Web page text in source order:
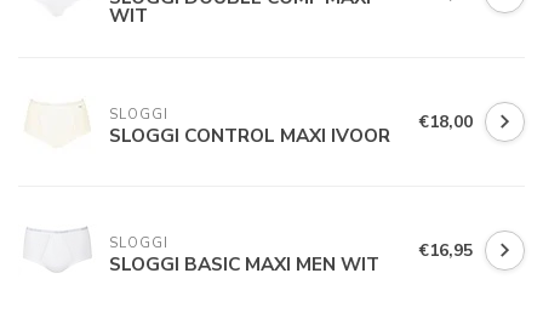
WIT
SLOGGI
SLOGGI CONTROL MAXI IVOOR €18,00
SLOGGI
SLOGGI BASIC MAXI MEN WIT €16,95